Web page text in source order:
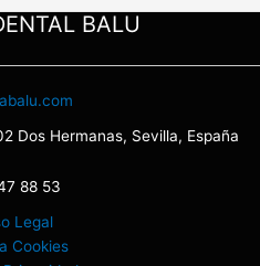
BALU
Dos Hermanas, Sevilla, España
88 53
Legal
Cookies